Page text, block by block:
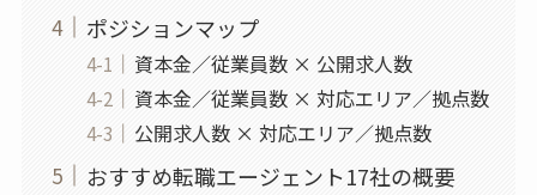
ポジションマップ
資本金／従業員数 × 公開求人数
資本金／従業員数 × 対応エリア／拠点数
公開求人数 × 対応エリア／拠点数
おすすめ転職エージェント17社の概要